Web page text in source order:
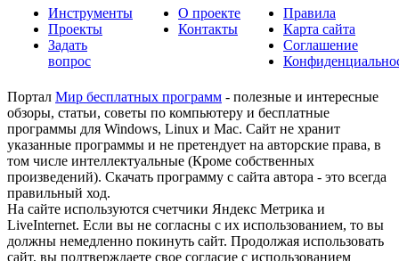
Инструменты
Проекты
Задать
вопрос
О проекте
Контакты
Правила
Карта сайта
Соглашение
Портал Мир бесплатных программ - полезные и интересные
обзоры, статьи, советы по компьютеру и бесплатные
программы для Windows, Linux и Mac. Сайт не хранит
указанные программы и не претендует на авторские права, в
том числе интеллектуальные (Кроме собственных
произведений). Скачать программу с сайта автора - это всегда
правильный ход.
На сайте используются счетчики Яндекс Метрика и
LiveInternet. Если вы не согласны с их использованием, то вы
должны немедленно покинуть сайт. Продолжая использовать
сайт, вы подтверждаете свое согласие с использованием